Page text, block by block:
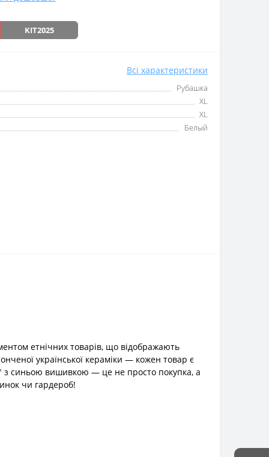
KIT2025
Всі характеристики
Рубашка
XL
XL
Белый
етнічних товарів, що відображають
української кераміки — кожен товар є
з синьою вишивкою — це не просто покупка, а
чи гардероб!